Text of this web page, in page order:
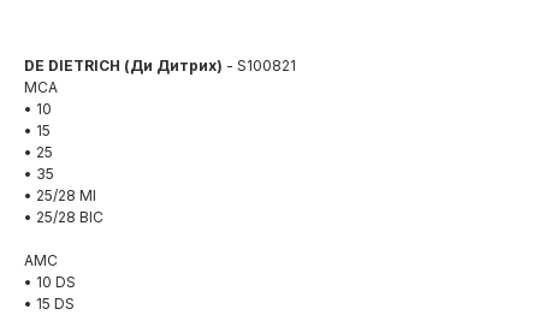
DE DIETRICH (Ди Дитрих) - S100821
MCA
• 10
• 15
• 25
• 35
• 25/28 MI
• 25/28 BIC
AMC
• 10 DS
• 15 DS